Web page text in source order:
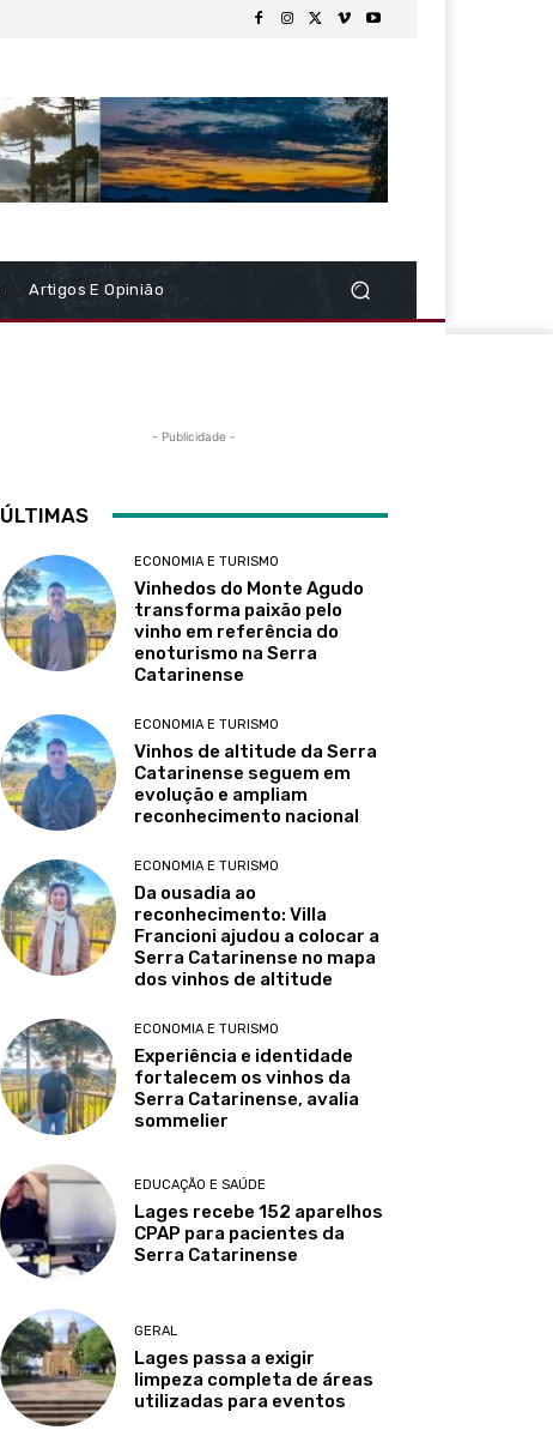
Artigos E Opinião
- Publicidade -
ÚLTIMAS
ECONOMIA E TURISMO
Vinhedos do Monte Agudo
transforma paixão pelo
vinho em referência do
enoturismo na Serra
Catarinense
ECONOMIA E TURISMO
Vinhos de altitude da Serra
Catarinense seguem em
evolução e ampliam
reconhecimento nacional
ECONOMIA E TURISMO
Da ousadia ao
reconhecimento: Villa
Francioni ajudou a colocar a
Serra Catarinense no mapa
dos vinhos de altitude
ECONOMIA E TURISMO
Experiência e identidade
fortalecem os vinhos da
Serra Catarinense, avalia
sommelier
EDUCAÇÃO E SAÚDE
Lages recebe 152 aparelhos
CPAP para pacientes da
Serra Catarinense
GERAL
Lages passa a exigir
limpeza completa de áreas
utilizadas para eventos